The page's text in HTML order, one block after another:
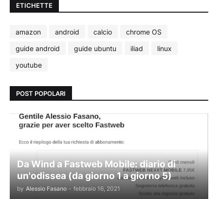
ETICHETTE
amazon android calcio
chrome OS
guide android
guide ubuntu iliad
linux
youtube
POST POPOLARI
Da Wind a Fastweb Mobile: diario di
un'odissea (da giorno 1 a giorno 5)
by Alessio Fasano - febbraio 16, 2021